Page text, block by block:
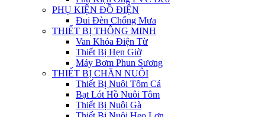
PHỤ KIỆN ĐỒ ĐIỆN
Đui Đèn Chống Mưa
THIẾT BỊ THÔNG MINH
Van Khóa Điện Từ
Thiết Bị Hẹn Giờ
Máy Bơm Phun Sương
THIẾT BỊ CHĂN NUÔI
Thiết Bị Nuôi Tôm Cá
Bạt Lót Hồ Nuôi Tôm
Thiết Bị Nuôi Gà